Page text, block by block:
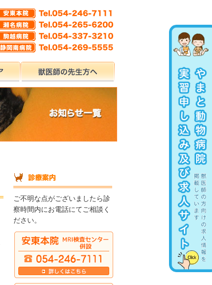
ご不明な点がございましたら診
察時間内にお電話にてご相談く
ださい。